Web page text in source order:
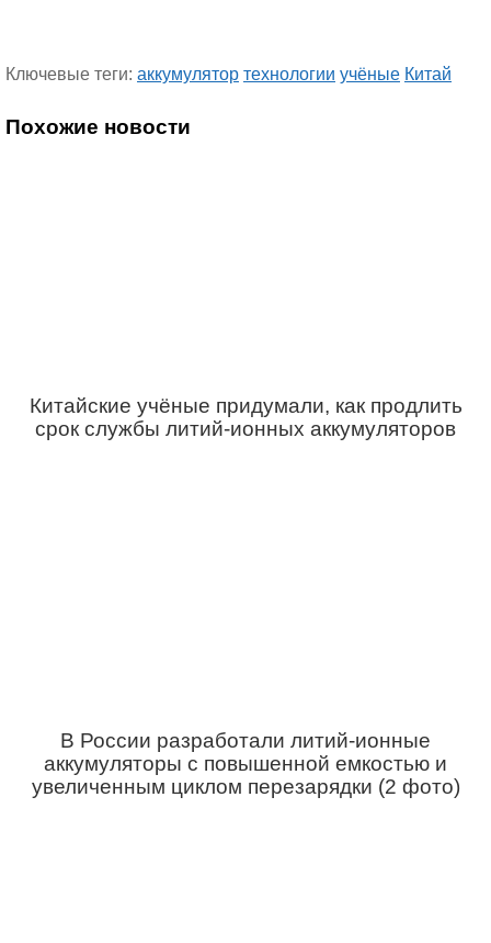
Ключевые теги: аккумулятор технологии учёные Китай
Похожие новости
Китайские учёные придумали, как продлить
срок службы литий-ионных аккумуляторов
В России разработали литий-ионные
аккумуляторы с повышенной емкостью и
увеличенным циклом перезарядки (2 фото)